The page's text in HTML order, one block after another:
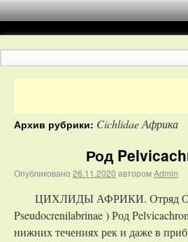
Архив рубрики: Cichlidae Африка
Род
Опубликовано 26.11.2020 авторомAdmin
ЦИХЛИДЫ АФРИКИ. Отряд
Pseudocrenilabrinae ) Род
нижних течениях рек и даже в